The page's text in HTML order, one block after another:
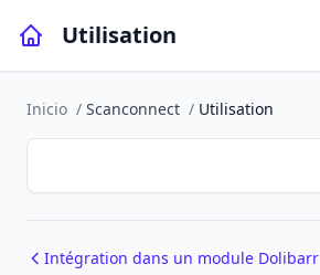
Utilisation
Inicio / Scanconnect / Utilisation
Intégration dans un module Dolibarr